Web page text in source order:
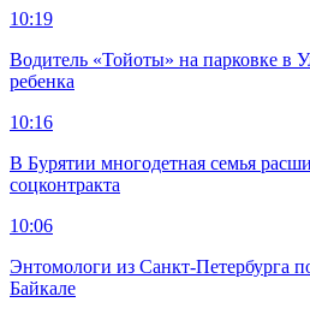
10:19
Водитель «Тойоты» на парковке в
ребенка
10:16
В Бурятии многодетная семья
соцконтракта
10:06
Энтомологи из Санкт-Петербурга
Байкале